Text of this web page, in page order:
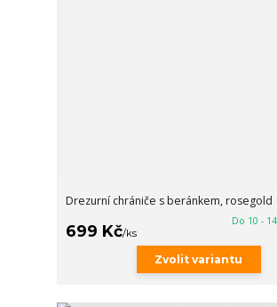
Drezurní chrániče s beránkem, rosegold
699 Kč/ks
Do 10 -
Zvolit variantu